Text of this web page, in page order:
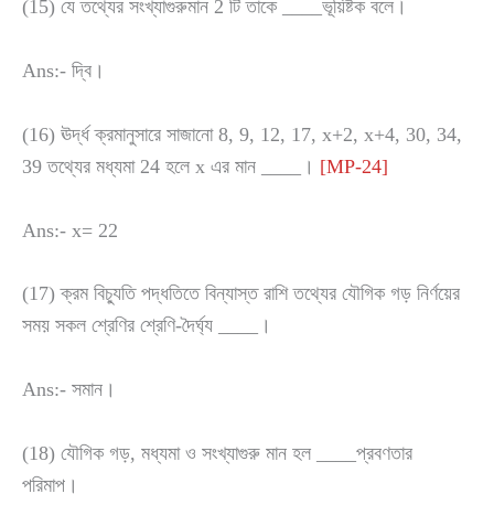
(15) যে তথ্যের সংখ্যাগুরুমান 2 টি তাকে ____ভূয়িষ্টক বলে।
Ans:- দ্বি।
(16) ঊর্দ্ধ ক্রমানুসারে সাজানো 8, 9, 12, 17, x+2, x+4, 30, 34,
39 তথ্যের মধ্যমা 24 হলে x এর মান ____। [MP-24]
Ans:- x= 22
(17) ক্রম বিচ্যুতি পদ্ধতিতে বিন্যাস্ত রাশি তথ্যের যৌগিক গড় নির্ণয়ের
সময় সকল শ্রেণির শ্রেণি-দৈর্ঘ্য ____।
Ans:- সমান।
(18) যৌগিক গড়, মধ্যমা ও সংখ্যাগুরু মান হল ____প্রবণতার
পরিমাপ।